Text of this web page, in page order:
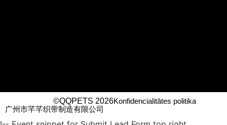
©QQPETS 2026Konfidencialitātes politika
广州市芊芊织带制造有限公司